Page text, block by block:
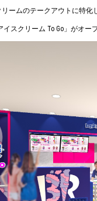
ームのテークアウトに特化
スクリーム To Go」がオー